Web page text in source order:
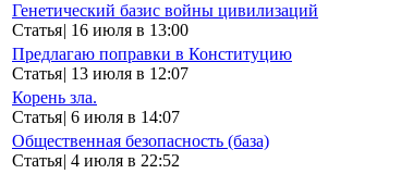
Генетический базис войны цивилизаций
Статья| 16 июля в 13:00
Предлагаю поправки в Конституцию
Статья| 13 июля в 12:07
Корень зла.
Статья| 6 июля в 14:07
Общественная безопасность (база)
Статья| 4 июля в 22:52